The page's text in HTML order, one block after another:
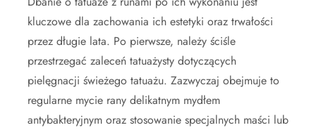
kluczowe dla zachowania ich estetyki oraz trwałości
przez długie lata. Po pierwsze, należy ściśle
przestrzegać zaleceń tatuażysty dotyczących
pielęgnacji świeżego tatuażu. Zazwyczaj obejmuje to
regularne mycie rany delikatnym mydłem
antybakteryjnym oraz stosowanie specjalnych maści lub